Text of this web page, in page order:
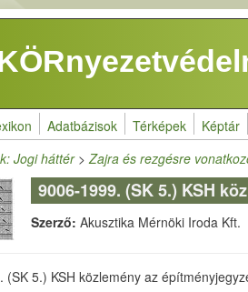
Adatbázisok Térképek Képtár
Jogi háttér>Zajra és rezgésre
9006-1999. (SK 5.) KSH
Szerző:Akusztika Mérnöki Iroda Kft.
(SK 5.) KSH közlemény az